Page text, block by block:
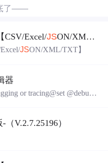
了——
【CSV/Excel/JSON/XML/TXT】
Excel/JSON/XML/TXT】
器
or tracing@set @debug=
V.2.7.25196）